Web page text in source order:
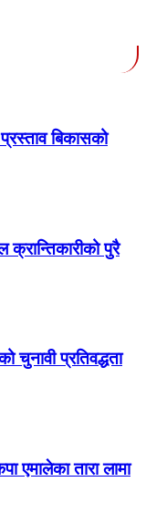
बिकासको
क्रान्तिकारीको पुरै
चुनावी प्रतिवद्धता
एमालेका तारा लामा